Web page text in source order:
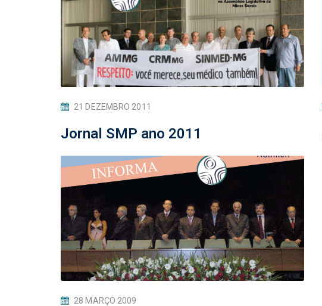
21 DEZEMBRO 2011
Jornal SMP ano 2011
28 MARÇO 2009